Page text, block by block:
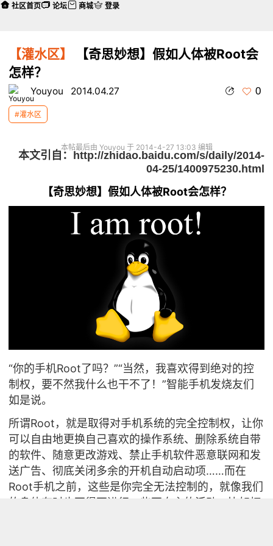
【灌水区】
【奇思妙想】假如人体被Root会
怎样？
Youyou 2014.04.27 0
#灌水区
本帖最后由 Youyou 于 2014-4-27 13:03 编辑
本文引自： http://zhidao.baidu.com/s/daily/2014-
04-25/1400975230.html
【奇思妙想】假如人体被Root会怎样？
“你的手机Root了吗？”“当然，我喜欢得到绝对的控
制权，要不然我什么也干不了！”智能手机发烧友们
如是说。
所谓Root，就是取得对手机系统的完全控制权，让你
可以自由地更换自己喜欢的操作系统、删除系统自带
的软件、随意更改游戏、禁止手机软件恶意联网和发
送广告、彻底关闭多余的开机自动启动项……而在
Root手机之前，这些是你完全无法控制的，就像我们
的身体有时也不得不进行一些不自主的活动，比如打
社区首页 论坛 商城 登录